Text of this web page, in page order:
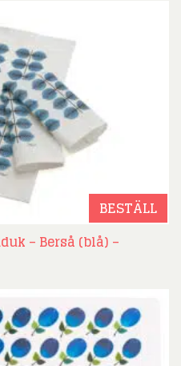
BESTÄLL
– Berså (blå) –